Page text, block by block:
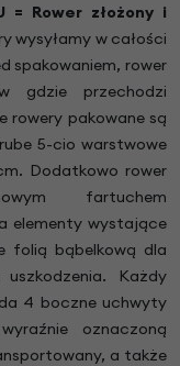
= Rower złożony i
wysyłamy w całości
spakowaniem, rower
gdzie przechodzi
rowery pakowane są
5-cio warstwowe
Dodatkowo rower
fartuchem
elementy wystające
folią bąbelkową dla
Każdy
4 boczne uchwyty
oznaczoną
a także